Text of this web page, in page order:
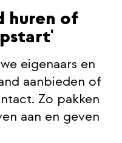
huren of
eigenaars en
aanbieden of
Zo pakken
aan en geven